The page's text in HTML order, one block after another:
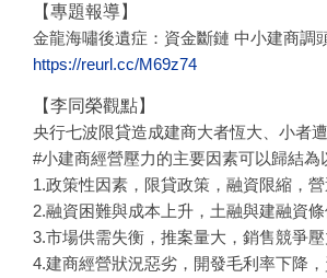
【專題報導】
金龍海嘯後遺症：資金斷鏈 中小建商調
https://reurl.cc/M69z74
【李同榮觀點】
央行七波限貸造成建商大者恆大、小者
#小建商經營壓力的主要因素可以歸結
1.政策性因素，限貸政策，融資限縮，營
2.融資困難與成本上升，土融與建融資
3.市場供需失衡，推案量大，銷售競爭壓
4.建商經營狀況惡劣，開發毛利率下降，